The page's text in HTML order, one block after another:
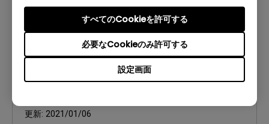
設定画面
必要なCookieのみ許可する
すべてのCookieを許可する
更新: 2021/01/06